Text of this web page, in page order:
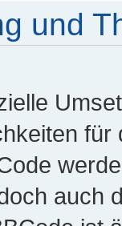
und
auch